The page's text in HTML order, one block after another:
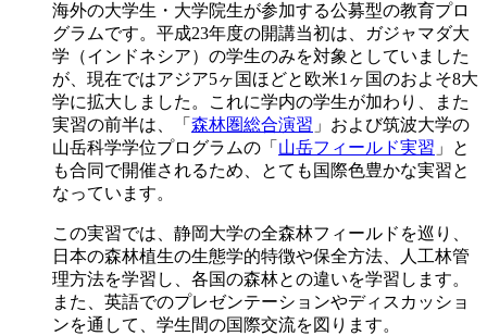
海外の大学生・大学院生が参加する公募型の教育プロ
グラムです。平成23年度の開講当初は、ガジャマダ大
学（インドネシア）の学生のみを対象としていました
が、現在ではアジア5ヶ国ほどと欧米1ヶ国のおよそ8大
学に拡大しました。これに学内の学生が加わり、また
実習の前半は、「 森林圏総合演習 」および筑波大学の
山岳科学学位プログラムの「 山岳フィールド実習 」と
も合同で開催されるため、とても国際色豊かな実習と
なっています。
この実習では、静岡大学の全森林フィールドを巡り、
日本の森林植生の生態学的特徴や保全方法、人工林管
理方法を学習し、各国の森林との違いを学習します。
また、英語でのプレゼンテーションやディスカッショ
ンを通して、学生間の国際交流を図ります。